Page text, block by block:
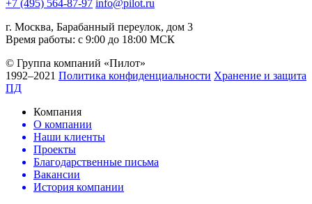
+7 (495) 564-87-97 info@pilot.ru
г. Москва, Барабанный переулок, дом 3
Время работы: с 9:00 до 18:00 МСК
© Группа компаний «Пилот»
1992–2021 Политика конфиденциальности Хранение и защита
ПД
Компания
О компании
Наши клиенты
Проекты
Благодарственные письма
Вакансии
История компании